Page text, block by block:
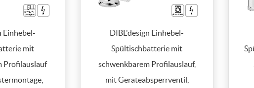
Einhebel-
mit
Profilauslauf
DIBL'design Einhebel-
Spültischbatterie mit
schwenkbarem Profilauslauf,
mit Geräteabsperrventil,